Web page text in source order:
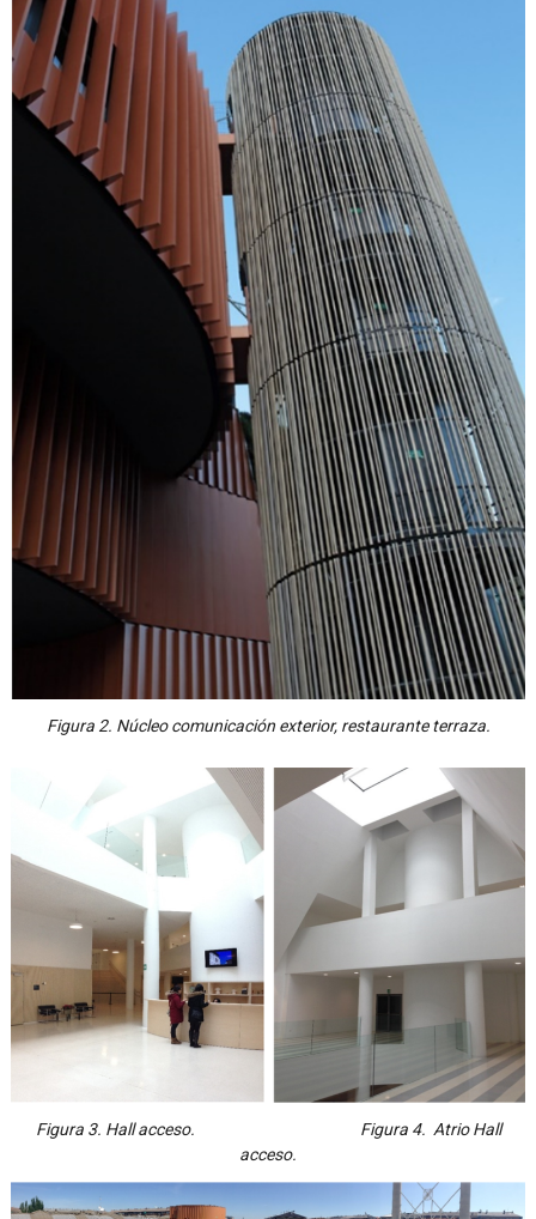
Figura 2. Núcleo comunicación exterior, restaurante terraza.
Figura 3. Hall acceso. Figura 4. Atrio Hall
acceso.